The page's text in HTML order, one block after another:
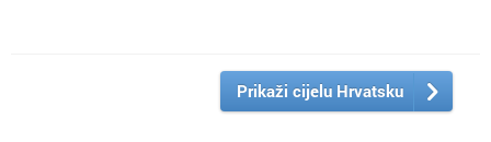
Prikaži cijelu Hrvatsku